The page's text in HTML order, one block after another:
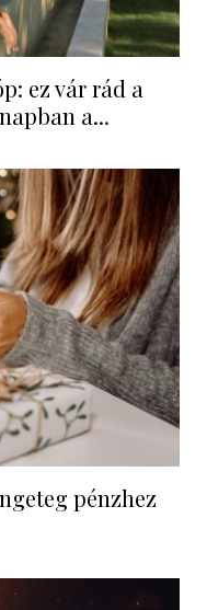
ez vár rád a
a...
pénzhez